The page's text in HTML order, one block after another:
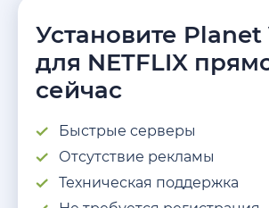
Установите Planet
для NETFLIX
сейчас
Быстрые cерверы
Отсутствие рекламы
Техническая поддержка